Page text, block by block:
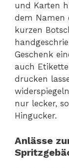
und Karten
dem Namen
kurzen
Geschenk
auch
drucken
nur lecker,
Hingucker.
Anlässe